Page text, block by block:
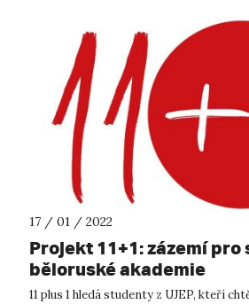
17 / 01 / 2022
Projekt 11+1: zázemí pro
běloruské akademie
11 plus 1 hledá studenty z UJEP, kteří